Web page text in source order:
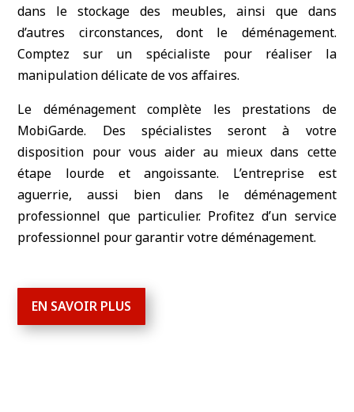
dans le stockage des meubles, ainsi que dans
d’autres circonstances, dont le déménagement.
Comptez sur un spécialiste pour réaliser la
manipulation délicate de vos affaires.
Le déménagement complète les prestations de
MobiGarde. Des spécialistes seront à votre
disposition pour vous aider au mieux dans cette
étape lourde et angoissante. L’entreprise est
aguerrie, aussi bien dans le déménagement
professionnel que particulier. Profitez d’un service
professionnel pour garantir votre déménagement.
EN SAVOIR PLUS